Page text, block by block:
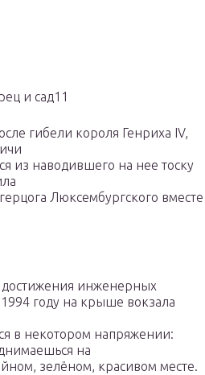
и сад11
гибели короля Генриха IV,
из наводившего на нее тоску
Люксембургского вместе
достижения инженерных
году на крыше вокзала
в некотором напряжении:
на
зелёном, красивом месте.